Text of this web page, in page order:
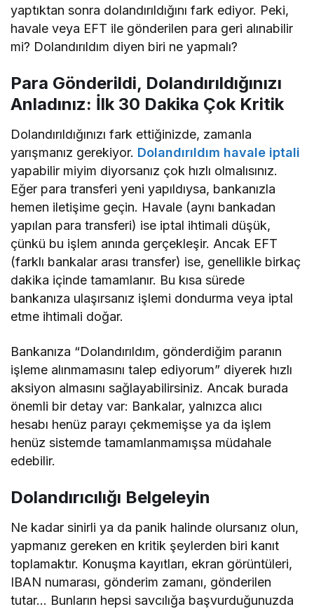
yaptıktan sonra dolandırıldığını fark ediyor. Peki,
havale veya EFT ile gönderilen para geri alınabilir
mi? Dolandırıldım diyen biri ne yapmalı?
Para Gönderildi, Dolandırıldığınızı
Anladınız: İlk 30 Dakika Çok Kritik
Dolandırıldığınızı fark ettiğinizde, zamanla
yarışmanız gerekiyor. Dolandırıldım havale iptali
yapabilir miyim diyorsanız çok hızlı olmalısınız.
Eğer para transferi yeni yapıldıysa, bankanızla
hemen iletişime geçin. Havale (aynı bankadan
yapılan para transferi) ise iptal ihtimali düşük,
çünkü bu işlem anında gerçekleşir. Ancak EFT
(farklı bankalar arası transfer) ise, genellikle birkaç
dakika içinde tamamlanır. Bu kısa sürede
bankanıza ulaşırsanız işlemi dondurma veya iptal
etme ihtimali doğar.
Bankanıza “Dolandırıldım, gönderdiğim paranın
işleme alınmamasını talep ediyorum” diyerek hızlı
aksiyon almasını sağlayabilirsiniz. Ancak burada
önemli bir detay var: Bankalar, yalnızca alıcı
hesabı henüz parayı çekmemişse ya da işlem
henüz sistemde tamamlanmamışsa müdahale
edebilir.
Dolandırıcılığı Belgeleyin
Ne kadar sinirli ya da panik halinde olursanız olun,
yapmanız gereken en kritik şeylerden biri kanıt
toplamaktır. Konuşma kayıtları, ekran görüntüleri,
IBAN numarası, gönderim zamanı, gönderilen
tutar… Bunların hepsi savcılığa başvurduğunuzda